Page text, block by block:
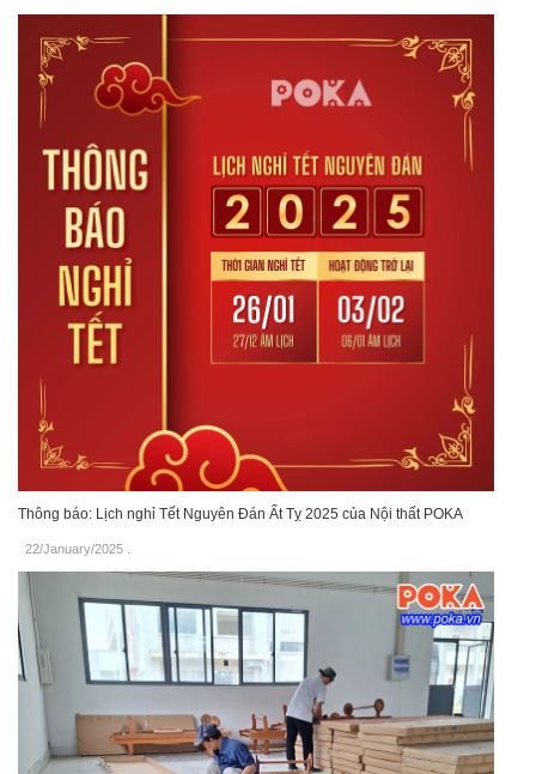
Thông báo: Lịch nghỉ Tết Nguyên Đán Ất Tỵ 2025 của Nội thất POKA
22/January/2025